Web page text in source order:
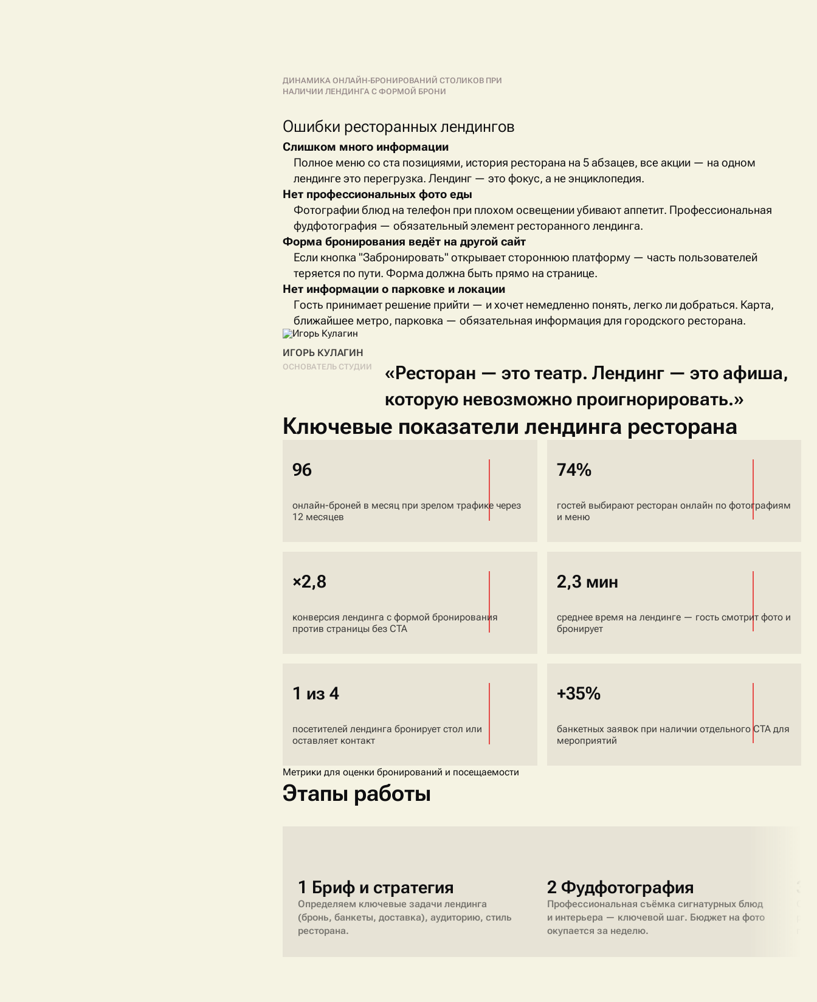
ДИНАМИКА ОНЛАЙН-БРОНИРОВАНИЙ СТОЛИКОВ ПРИ
НАЛИЧИИ ЛЕНДИНГА С ФОРМОЙ БРОНИ
Ошибки ресторанных лендингов
Слишком много информации
Полное меню со ста позициями, история ресторана на 5 абзацев, все акции — на одном
лендинге это перегрузка. Лендинг — это фокус, а не энциклопедия.
Нет профессиональных фото еды
Фотографии блюд на телефон при плохом освещении убивают аппетит. Профессиональная
фудфотография — обязательный элемент ресторанного лендинга.
Форма бронирования ведёт на другой сайт
Если кнопка "Забронировать" открывает стороннюю платформу — часть пользователей
теряется по пути. Форма должна быть прямо на странице.
Нет информации о парковке и локации
Гость принимает решение прийти — и хочет немедленно понять, легко ли добраться. Карта,
ближайшее метро, парковка — обязательная информация для городского ресторана.
ИГОРЬ КУЛАГИН
ОСНОВАТЕЛЬ СТУДИИ «Ресторан —этотеатр.Лендинг —это афиша,
которую невозможно проигнорировать.»
Ключевые показатели лендинга ресторана
96
онлайн-броней в месяц при зрелом трафике через
12 месяцев
74%
гостей выбирают ресторан онлайн по фотографиям
и меню
×2,8
конверсия лендинга с формой бронирования
против страницы без CTA
2,3 мин
среднее время на лендинге — гость смотрит фото и
бронирует
1 из 4
посетителей лендинга бронирует стол или
оставляет контакт
+35%
банкетных заявок при наличии отдельного CTA для
мероприятий
Метрики для оценки бронирований и посещаемости
Этапы работы
1 Бриф и стратегия
Определяем ключевые задачи лендинга
(бронь, банкеты, доставка), аудиторию, стиль
ресторана.
2 Фудфотография
Профессиональная съёмка сигнатурных блюд
и интерьера — ключевой шаг. Бюджет на фото
окупается за неделю.